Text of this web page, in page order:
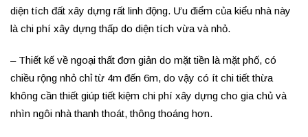
diện tích đất xây dựng rất linh động. Ưu điểm của kiểu nhà này
là chi phí xây dựng thấp do diện tích vừa và nhỏ.
– Thiết kế về ngoại thất đơn giản do mặt tiền là mặt phố, có
chiều rộng nhỏ chỉ từ 4m đến 6m, do vậy có ít chi tiết thừa
không cần thiết giúp tiết kiệm chi phí xây dựng cho gia chủ và
nhìn ngôi nhà thanh thoát, thông thoáng hơn.